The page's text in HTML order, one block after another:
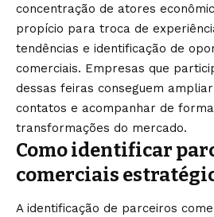
concentração de atores
propício para troca de
tendências e identificação de
comerciais. Empresas que
dessas feiras conseguem
contatos e acompanhar de
transformações do mercado.
Como identificar
comerciais
A identificação de parceiros